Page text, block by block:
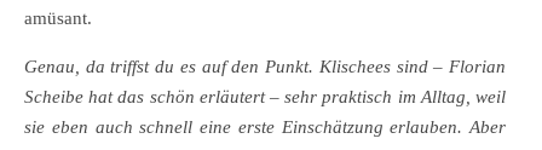
amüsant.
Genau, da triffst du es auf den Punkt. Klischees sind – Florian
Scheibe hat das schön erläutert – sehr praktisch im Alltag, weil
sie eben auch schnell eine erste Einschätzung erlauben. Aber